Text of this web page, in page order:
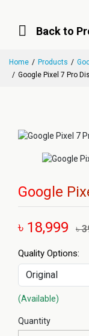
Back to
Home Products
Google Pixel 7 Pro
Google
৳ 18,999 ৳
Quality Options:
(Available)
Quantity